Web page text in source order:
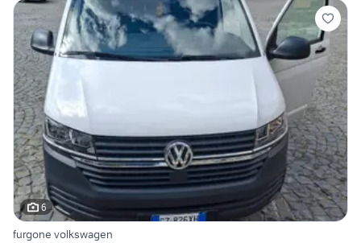
6
furgone volkswagen